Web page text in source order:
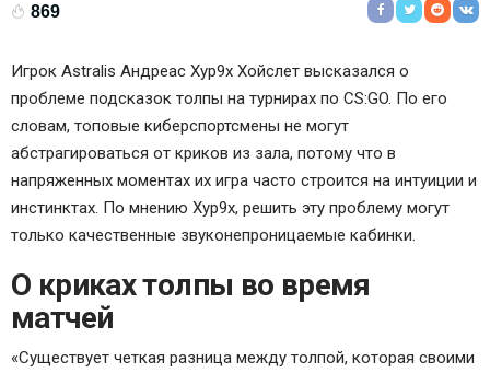
869
Игрок Astralis Андреас Xyp9x Хойслет высказался о
проблеме подсказок толпы на турнирах по CS:GO. По его
словам, топовые киберспортсмены не могут
абстрагироваться от криков из зала, потому что в
напряженных моментах их игра часто строится на интуиции и
инстинктах. По мнению Xyp9x, решить эту проблему могут
только качественные звуконепроницаемые кабинки.
О криках толпы во время
матчей
«Существует четкая разница между толпой, которая своими